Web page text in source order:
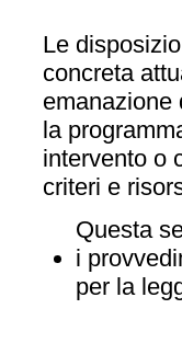
Le
concreta
emanazione
la
intervento o
criteri e
Questa
i
per la